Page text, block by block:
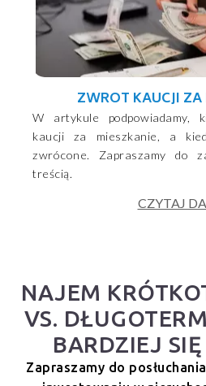
ZWROT KAUCJI
W artykule podpowiadamy,
kaucji za mieszkanie, a
zwrócone. Zapraszamy do
treścią.
CZYTAJ
NAJEM
VS.
BARDZIEJ
Zapraszamy do